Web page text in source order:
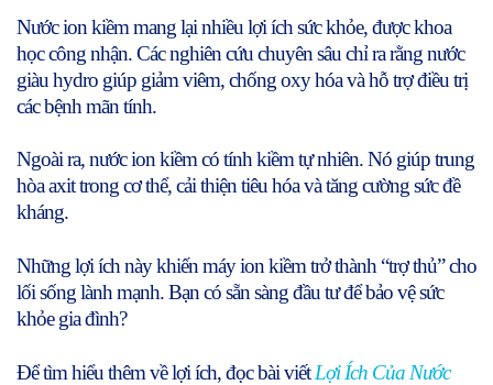
Nước ion kiềm mang lại nhiều lợi ích sức khỏe, được khoa
học công nhận. Các nghiên cứu chuyên sâu chỉ ra rằng nước
giàu hydro giúp giảm viêm, chống oxy hóa và hỗ trợ điều trị
các bệnh mãn tính.
Ngoài ra, nước ion kiềm có tính kiềm tự nhiên. Nó giúp trung
hòa axit trong cơ thể, cải thiện tiêu hóa và tăng cường sức đề
kháng.
Những lợi ích này khiến máy ion kiềm trở thành “trợ thủ” cho
lối sống lành mạnh. Bạn có sẵn sàng đầu tư để bảo vệ sức
khỏe gia đình?
Để tìm hiểu thêm về lợi ích, đọc bài viếtLợi Ích Của Nước